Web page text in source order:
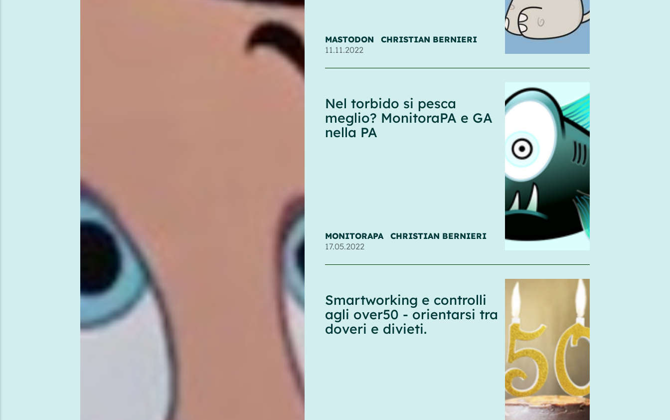
MASTODON
CHRISTIAN BERNIERI
11.11.2022
Nel torbido si pesca
meglio? MonitoraPA e GA
nella PA
MONITORAPA
CHRISTIAN BERNIERI
17.05.2022
Smartworking e controlli
agli over50 - orientarsi tra
doveri e divieti.